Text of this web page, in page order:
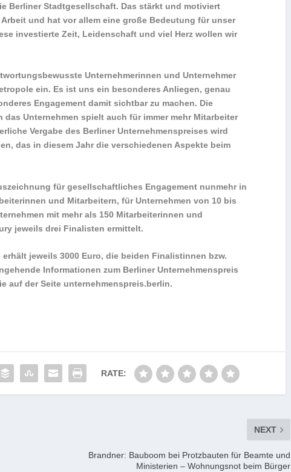
Berliner Stadtgesellschaft. Das stärkt und motiviert
und hat vor allem eine große Bedeutung für unser
investierte Zeit, Leidenschaft und viel Herz wollen wir
Unternehmerinnen und Unternehmer
ein. Es ist uns ein besonderes Anliegen, genau
Engagement damit sichtbar zu machen. Die
Unternehmen spielt auch für immer mehr Mitarbeiter
Vergabe des Berliner Unternehmenspreises wird
das in diesem Jahr die verschiedenen Aspekte beim
für gesellschaftliches Engagement nunmehr in
und Mitarbeitern, für Unternehmen von 10 bis
mit mehr als 150 Mitarbeiterinnen und
jeweils drei Finalisten ermittelt.
jeweils 3000 Euro, die beiden Finalistinnen bzw.
Informationen zum Berliner Unternehmenspreis
auf der Seite unternehmenspreis.berlin.
RATE:
NEXT
Brandner: Bauboom bei Protzbauten für Beamte und
Ministerien – Wohnungsnot beim Bürger